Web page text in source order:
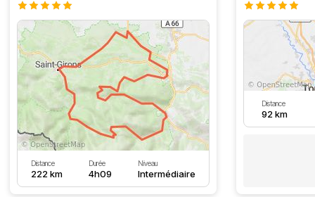
Distance
222 km
Durée
4h09
Niveau
Intermédiaire
Distance
92 km